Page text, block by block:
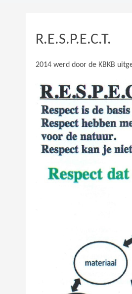
R.E.S.P.E.C.T.
2014 werd door de KBKB